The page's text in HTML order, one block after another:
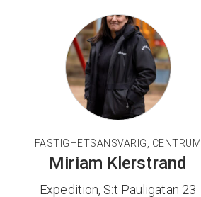
FASTIGHETSANSVARIG, CENTRUM
Miriam Klerstrand
Expedition, S:t Pauligatan 23